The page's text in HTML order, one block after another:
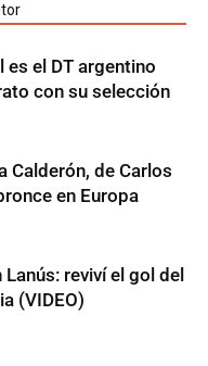
es el DT argentino
con su selección
Calderón, de Carlos
en Europa
reviví el gol del
(VIDEO)